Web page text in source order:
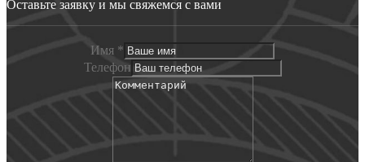
Оставьте заявку и мы свяжемся с вами
Имя *
Телефон